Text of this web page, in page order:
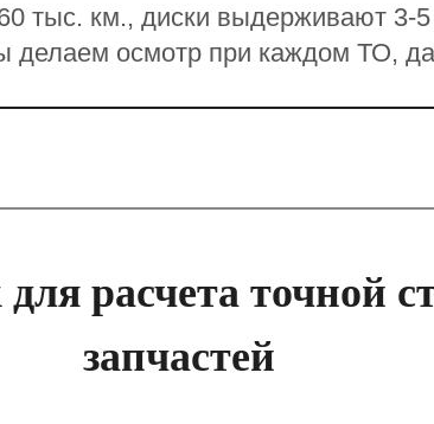
тыс. км., диски выдерживают 3-5
осмотр при каждом ТО,
расчета точной
запчастей